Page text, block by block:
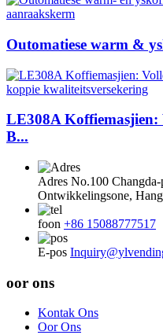
Outomatiese warm &
LE308A Koffiemasjien:
B...
Adres No.100
Ontwikkelingsone,
foon +86 15088777517
E-pos
oor ons
Kontak Ons
Oor Ons